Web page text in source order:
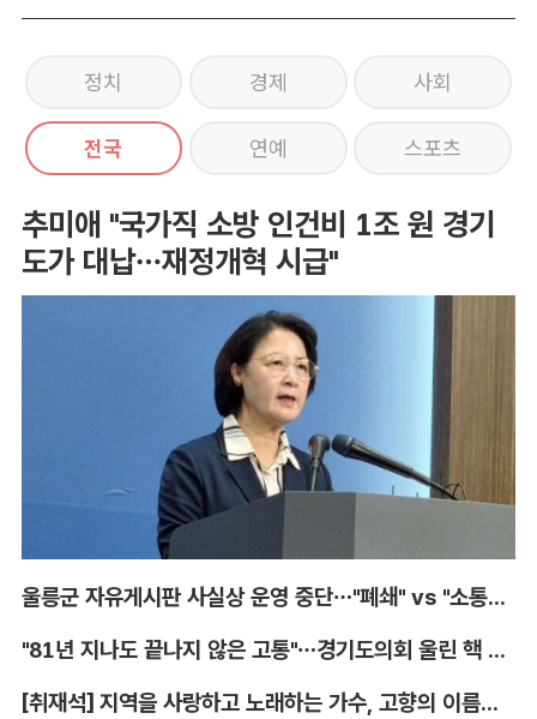
정치 경제 사회
전국 연예 스포츠
추미애 "국가직 소방 인건비 1조 원 경기
도가 대납…재정개혁 시급"
울릉군 자유게시판 사실상 운영 중단…"폐쇄" vs "소통창구 지켜야"
"81년 지나도 끝나지 않은 고통"…경기도의회 울린 핵 피해자의 증언
[취재석] 지역을 사랑하고 노래하는 가수, 고향의 이름을 남긴다